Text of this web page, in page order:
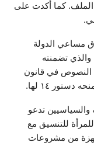
الملف. كما أكدت على
مساعي الدولة
تضمنته
النصوص في قانون
١٤ لها.
تدعو
للتنسيق مع
من مشروعات